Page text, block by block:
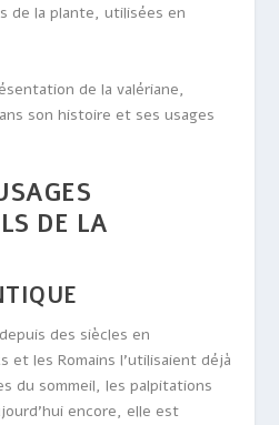
de la plante, utilisées en
de la valériane,
son histoire et ses usages
DE LA
des siècles en
et les Romains l’utilisaient déjà
du sommeil, les palpitations
encore, elle est